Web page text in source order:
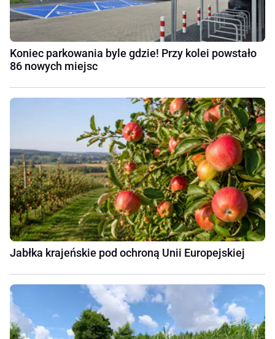
Koniec parkowania byle gdzie! Przy kolei powstało
86 nowych miejsc
Jabłka krajeńskie pod ochroną Unii Europejskiej